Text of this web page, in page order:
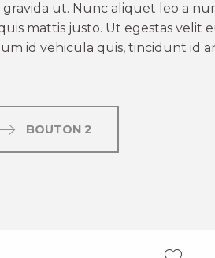
ut. Nunc aliquet leo a
mattis justo. Ut egestas velit
id vehicula quis, tincidunt id
BOUTON 2